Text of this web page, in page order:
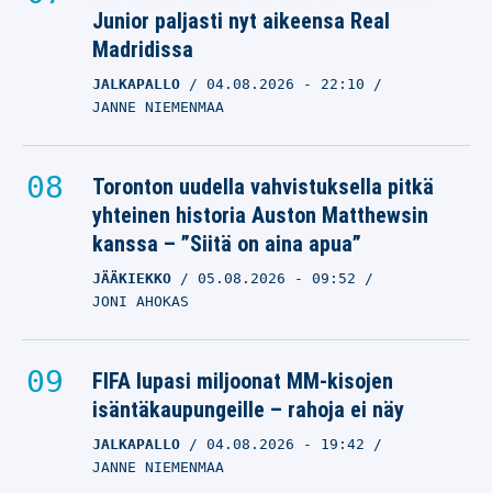
Junior paljasti nyt aikeensa Real
Madridissa
JALKAPALLO 04.08.2026 - 22:10
JANNE NIEMENMAA
Toronton uudella vahvistuksella pitkä
yhteinen historia Auston Matthewsin
kanssa – ”Siitä on aina apua”
JÄÄKIEKKO 05.08.2026 - 09:52
JONI AHOKAS
FIFA lupasi miljoonat MM-kisojen
isäntäkaupungeille – rahoja ei näy
JALKAPALLO 04.08.2026 - 19:42
JANNE NIEMENMAA